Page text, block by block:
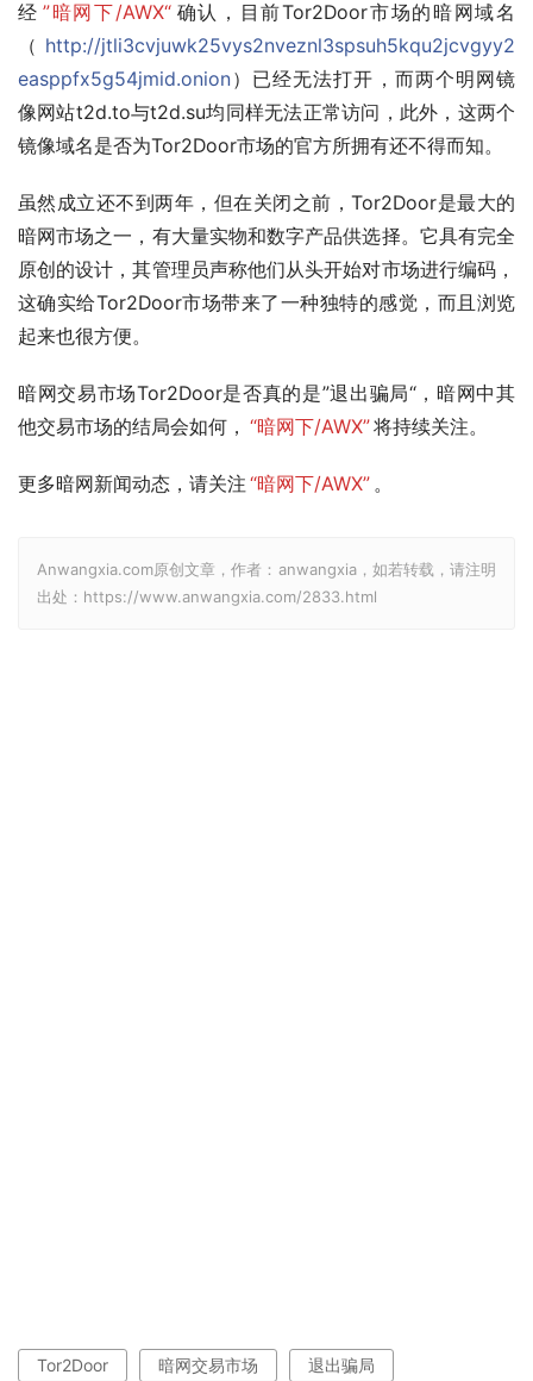
经 ”暗网下/AWX“ 确认，目前Tor2Door市场的暗网域名
（ http://jtli3cvjuwk25vys2nveznl3spsuh5kqu2jcvgyy2
easppfx5g54jmid.onion）已经无法打开，而两个明网镜
像网站t2d.to与t2d.su均同样无法正常访问，此外，这两个
镜像域名是否为Tor2Door市场的官方所拥有还不得而知。
虽然成立还不到两年，但在关闭之前，Tor2Door是最大的
暗网市场之一，有大量实物和数字产品供选择。它具有完全
原创的设计，其管理员声称他们从头开始对市场进行编码，
这确实给Tor2Door市场带来了一种独特的感觉，而且浏览
起来也很方便。
暗网交易市场Tor2Door是否真的是”退出骗局“，暗网中其
他交易市场的结局会如何， “暗网下/AWX”将持续关注。
更多暗网新闻动态，请关注 “暗网下/AWX” 。
Anwangxia.com原创文章，作者：anwangxia，如若转载，请注明
出处：https://www.anwangxia.com/2833.html
Tor2Door 暗网交易市场 退出骗局